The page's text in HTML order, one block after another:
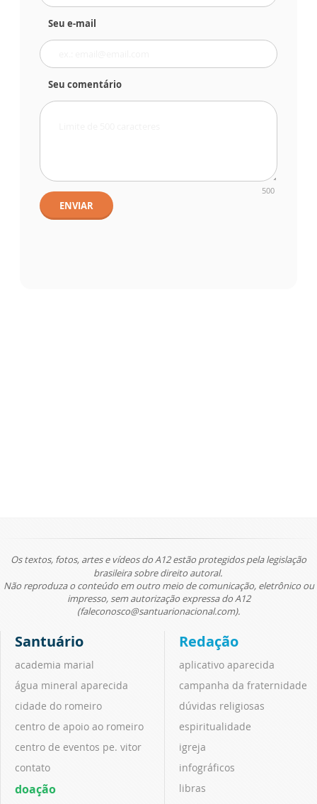
Seu e-mail
Seu comentário
500
ENVIAR
Os textos, fotos, artes e vídeos do A12 estão protegidos pela legislação
brasileira sobre direito autoral.
Não reproduza o conteúdo em outro meio de comunicação, eletrônico ou
impresso, sem autorização expressa do A12
(faleconosco@santuarionacional.com).
Santuário
academia marial
água mineral aparecida
cidade do romeiro
centro de apoio ao romeiro
centro de eventos pe. vitor
contato
doação
Redação
aplicativo aparecida
campanha da fraternidade
dúvidas religiosas
espiritualidade
igreja
infográficos
libras